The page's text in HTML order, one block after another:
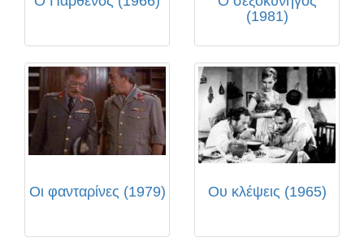
(1981)
Οι φανταρίνες (1979) Ου κλέψεις (1965)